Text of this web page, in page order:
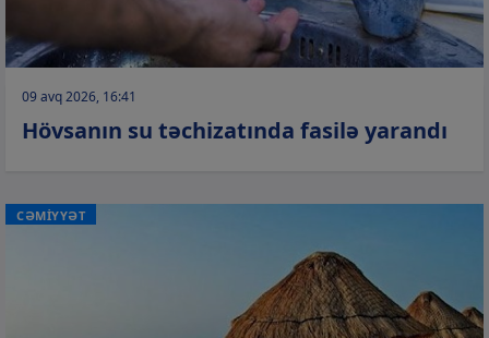
09 avq 2026, 16:41
Hövsanın su təchizatında fasilə yarandı
CƏMİYYƏT